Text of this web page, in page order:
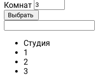
Комнат
Выбрать
Студия
1
2
3